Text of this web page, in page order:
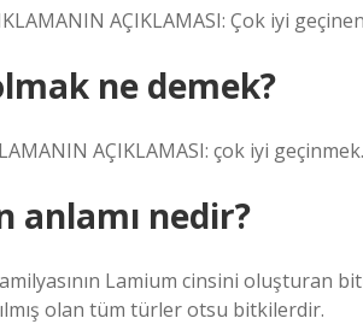
AÇIKLAMASI: Çok iyi
ne demek?
AÇIKLAMASI: çok iyi geçinmek.
anlamı nedir?
Lamium cinsini oluşturan
olan tüm türler otsu bitkilerdir.